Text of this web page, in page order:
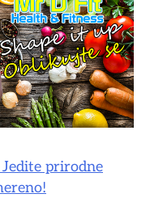
prirodne